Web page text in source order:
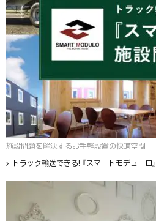
施設問題を解決するお手軽設置の快適空間
トラック輸送できる! 『スマートモデューロ』